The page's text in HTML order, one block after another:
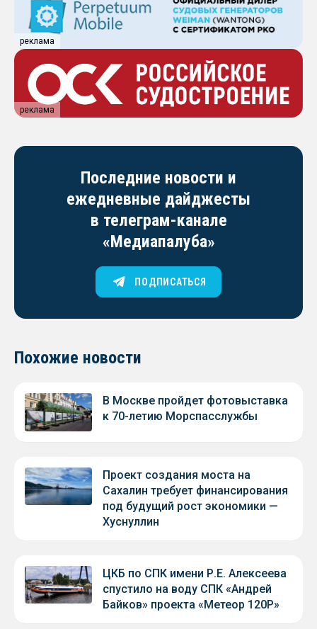
реклама
реклама
Последние новости и
ежедневные дайджесты
в телеграм-канале
«Медиапалуба»
ПОДПИСАТЬСЯ
Похожие новости
В Москве пройдет фотовыставка
к 70-летию Морспасслужбы
Проект создания моста на
Сахалин требует финансирования
под будущий рост экономики —
Хуснуллин
ЦКБ по СПК имени Р.Е. Алексеева
спустило на воду СПК «Андрей
Байков» проекта «Метеор 120Р»